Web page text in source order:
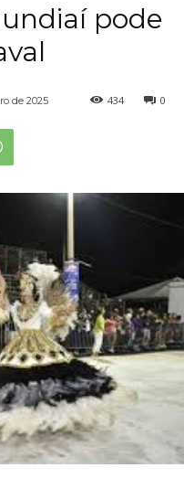
pode
de 2025 0
434